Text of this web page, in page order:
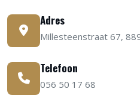
Adres
Millesteenstraat 67,
Telefoon
056 50 17 68